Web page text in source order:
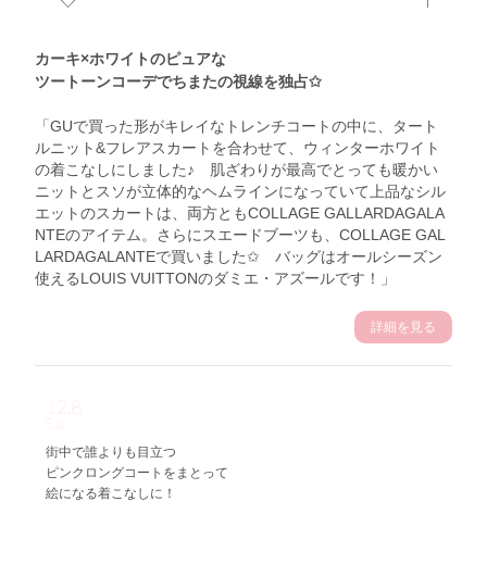
カーキ×ホワイトのピュアな
ツートーンコーデでちまたの視線を独占✩
「GUで買った形がキレイなトレンチコートの中に、タート
ルニット&フレアスカートを合わせて、ウィンターホワイト
の着こなしにしました♪ 肌ざわりが最高でとっても暖かい
ニットとスソが立体的なヘムラインになっていて上品なシル
エットのスカートは、両方ともCOLLAGE GALLARDAGALA
NTEのアイテム。さらにスエードブーツも、COLLAGE GAL
LARDAGALANTEで買いました✩ バッグはオールシーズン
使えるLOUIS VUITTONのダミエ・アズールです！」
詳細を見る
12.8
街中で誰よりも目立つ
ピンクロングコートをまとって
絵になる着こなしに！